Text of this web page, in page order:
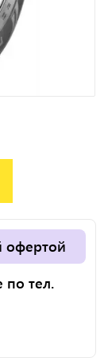
офертой
по тел.